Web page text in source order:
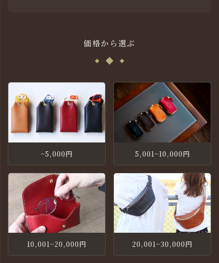
価格から選ぶ
~5,000円 5,001~10,000円
10,001~20,000円 20,001~30,000円